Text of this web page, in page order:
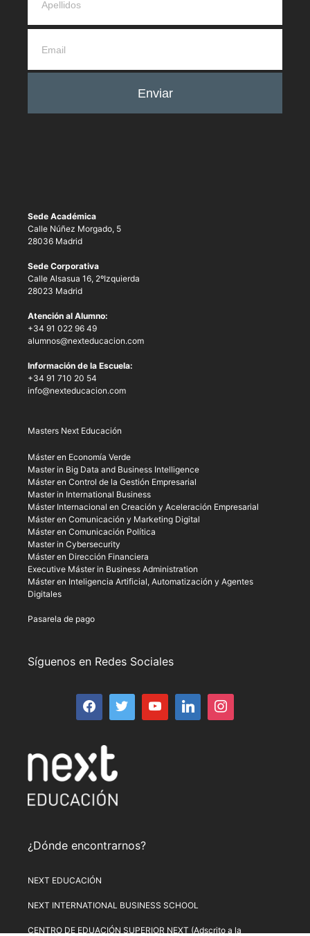
Enviar
Sede Académica
Calle Núñez Morgado, 5
28036 Madrid
Sede Corporativa
Calle Alsasua 16, 2ºIzquierda
28023 Madrid
Atención al Alumno:
+34 91 022 96 49
alumnos@nexteducacion.com
Información de la Escuela:
+34 91 710 20 54
info@nexteducacion.com
Masters Next Educación
Máster en Economía Verde
Master in Big Data and Business Intelligence
Máster en Control de la Gestión Empresarial
Master in International Business
Máster Internacional en Creación y Aceleración Empresarial
Máster en Comunicación y Marketing Digital
Máster en Comunicación Política
Master in Cybersecurity
Máster en Dirección Financiera
Executive Máster in Business Administration
Máster en Inteligencia Artificial, Automatización y Agentes
Digitales
Pasarela de pago
Síguenos en Redes Sociales
¿Dónde encontrarnos?
NEXT EDUCACIÓN
NEXT INTERNATIONAL BUSINESS SCHOOL
CENTRO DE EDUACIÓN SUPERIOR NEXT (Adscrito a la